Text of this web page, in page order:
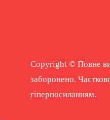
Copyright © Повне
заборонено.
гіперпосиланням.